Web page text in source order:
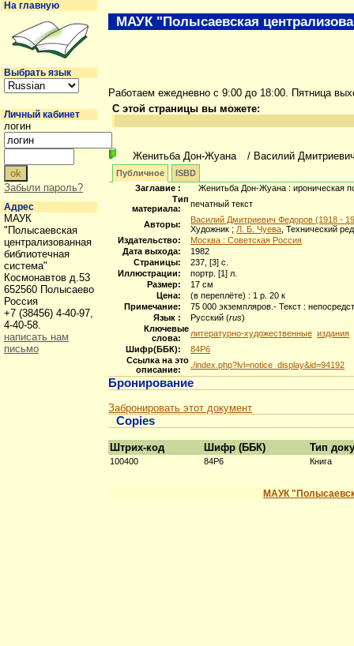
Работаем ежедневно с 9:00 до 18:00. Пятница
С этой страницы вы можете:
Женитьба Дон-Жуана / Василий
Публичное
ISBD
Заглавие :
Женитьба Дон-Жуана : ироническая
Тип
материала:
печатный текст
Авторы:
Василий Дмитриевич Федоров (1918 -
Художник ; Л. Б. Чуева , Технический
Издательство:
Москва : Советская Россия
Дата выхода:
1982
Страницы:
237, [3] с.
Иллюстрации:
портр. [1] л.
Размер:
17 см
Цена:
(в переплёте) : 1 р. 20 к
Примечание:
75 000 экземпляров.- Текст :
Язык :
Русский (rus)
Ключевые
слова:
литературно-художественные издания
Шифр(ББК):
84Р6
Ссылка на это
описание:
./index.php?lvl=notice_display&id=94192
Бронирование
Забронировать этот документ
Copies
Штрих-код Шифр (ББК) Тип
100400 84Р6 Книга
МАУК
МАУК "Полысаевская
На главную
Выбрать язык
Личный кабинет
логин
Забыли пароль?
Адрес
МАУК
"Полысаевская
централизованная
библиотечная
система"
Космонавтов д.53
652560 Полысаево
Россия
+7 (38456) 4-40-97,
4-40-58.
написать нам
письмо